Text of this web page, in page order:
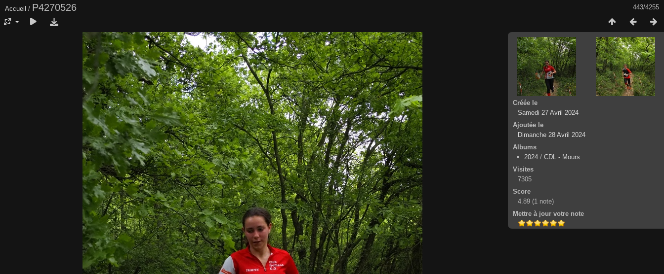
443/4255
Accueil / P4270526
Créée le
Samedi 27 Avril 2024
Ajoutée le
Dimanche 28 Avril 2024
Albums
2024 /CDL - Mours
Visites
7305
Score
4.89 (1 note)
Mettre à jour votre note